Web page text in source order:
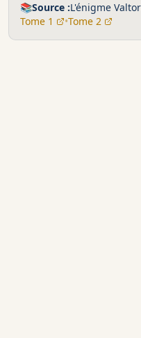
📚Source :L'énigme
Tome 1
•Tome 2